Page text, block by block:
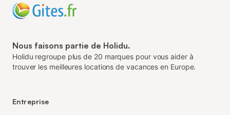
Nous faisons partie de Holidu.
Holidu regroupe plus de 20 marques pour vous aider à
trouver les meilleures locations de vacances en Europe.
Entreprise